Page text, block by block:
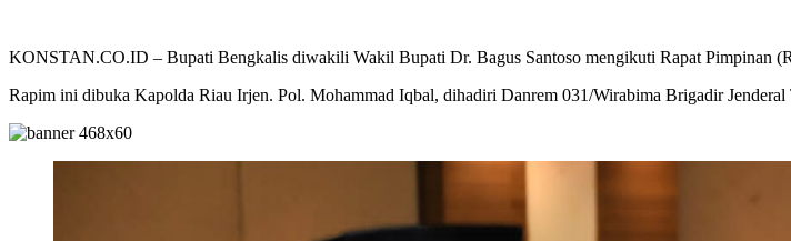
KONSTAN.CO.ID – Bupati Bengkalis diwakili Wakil Bupati Dr. Bagus Santoso mengikuti Rapat Pimpinan
Rapim ini dibuka Kapolda Riau Irjen. Pol. Mohammad Iqbal, dihadiri Danrem 031/Wirabima Brigadir